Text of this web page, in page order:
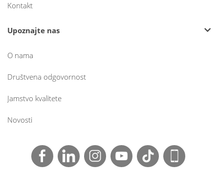
Kontakt
Upoznajte nas
O nama
Društvena odgovornost
Jamstvo kvalitete
Novosti